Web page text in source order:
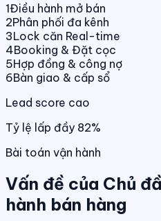
1Điều hành mở bán
2Phân phối đa kênh
3Lock căn Real-time
4Booking & Đặt cọc
5Hợp đồng & công nợ
6Bàn giao & cấp sổ
Lead score cao
Tỷ lệ lấp đầy 82%
Bài toán vận hành
Vấn đề của Chủ
hành bán hàng